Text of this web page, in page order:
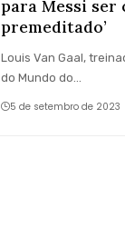
para Messi ser
premeditado’
Louis Van Gaal,
do Mundo do…
5 de setembro de 2023